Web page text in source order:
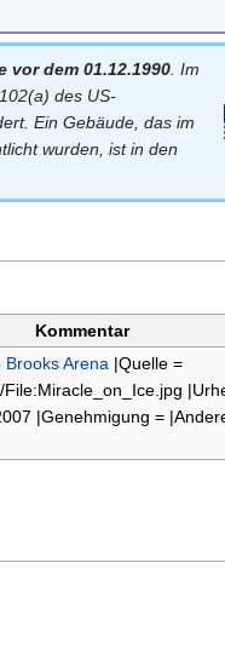
vor dem 01.12.1990 . Im
des US-
Ein Gebäude, das im
wurden, ist in den
Kommentar
Brooks Arena |Quelle =
|Genehmigung =